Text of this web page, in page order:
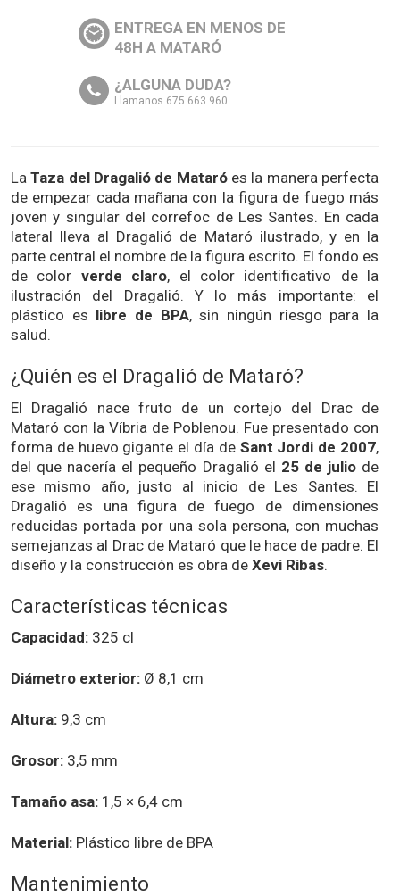
ENTREGA EN MENOS DE
48H A MATARÓ
¿ALGUNA DUDA?
Llamanos 675 663 960
LaTaza del Dragalió de Mataróes la manera perfecta
de empezar cada mañana con la figura de fuego más
joven y singular del correfoc de Les Santes. En cada
lateral lleva al Dragalió de Mataró ilustrado, y en la
parte central el nombre de la figura escrito. El fondo es
de color verde claro, el color identificativo de la
ilustración del Dragalió. Y lo más importante: el
plástico es libre de BPA, sin ningún riesgo para la
salud.
¿Quién es el Dragalió de Mataró?
El Dragalió nace fruto de un cortejo del Drac de
Mataró con la Víbria de Poblenou. Fue presentado con
forma de huevo gigante el día de Sant Jordi de 2007,
del que nacería el pequeño Dragalió el 25 de juliode
ese mismo año, justo al inicio de Les Santes. El
Dragalió es una figura de fuego de dimensiones
reducidas portada por una sola persona, con muchas
semejanzas al Drac de Mataró que le hace de padre. El
diseño y la construcción es obra de Xevi Ribas.
Características técnicas
Capacidad: 325 cl
Diámetro exterior: Ø 8,1 cm
Altura: 9,3 cm
Grosor: 3,5 mm
Tamaño asa: 1,5 × 6,4 cm
Material: Plástico libre de BPA
Mantenimiento